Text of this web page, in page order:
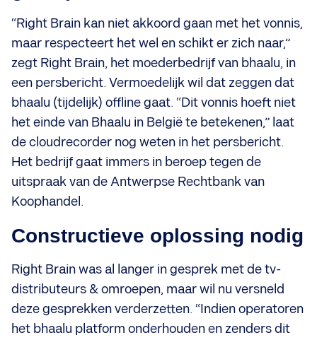
“Right Brain kan niet akkoord gaan met het vonnis,
maar respecteert het wel en schikt er zich naar,”
zegt Right Brain, het moederbedrijf van bhaalu, in
een persbericht. Vermoedelijk wil dat zeggen dat
bhaalu (tijdelijk) offline gaat. “Dit vonnis hoeft niet
het einde van Bhaalu in België te betekenen,” laat
de cloudrecorder nog weten in het persbericht.
Het bedrijf gaat immers in beroep tegen de
uitspraak van de Antwerpse Rechtbank van
Koophandel.
Constructieve oplossing nodig
Right Brain was al langer in gesprek met de tv-
distributeurs & omroepen, maar wil nu versneld
deze gesprekken verderzetten. “Indien operatoren
het bhaalu platform onderhouden en zenders dit